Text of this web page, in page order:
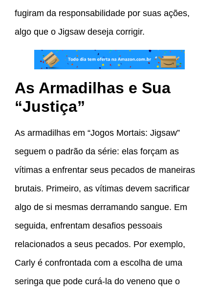
fugiram da responsabilidade por suas ações,
algo que o Jigsaw deseja corrigir.
As Armadilhas e Sua
“Justiça”
As armadilhas em “Jogos Mortais: Jigsaw”
seguem o padrão da série: elas forçam as
vítimas a enfrentar seus pecados de maneiras
brutais. Primeiro, as vítimas devem sacrificar
algo de si mesmas derramando sangue. Em
seguida, enfrentam desafios pessoais
relacionados a seus pecados. Por exemplo,
Carly é confrontada com a escolha de uma
seringa que pode curá-la do veneno que o